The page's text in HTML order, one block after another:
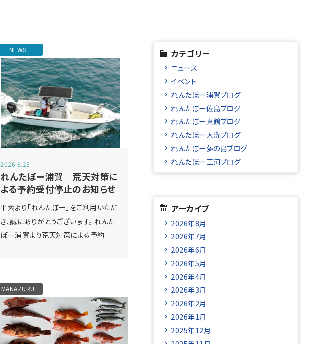
NEWS
2026.6.25
れんたぼー浦賀 荒天対策に
よる予約受付停止のお知らせ
平素より「れんたぼー」をご利用いただ
き、誠にありがとうございます。 れんた
ぼー浦賀より荒天対策による予約
MANAZURU
カテゴリー
ニュース
イベント
れんたぼー浦賀ブログ
れんたぼー佐島ブログ
れんたぼー真鶴ブログ
れんたぼー大洗ブログ
れんたぼー夢の島ブログ
れんたぼー三河ブログ
アーカイブ
2026年8月
2026年7月
2026年6月
2026年5月
2026年4月
2026年3月
2026年2月
2026年1月
2025年12月